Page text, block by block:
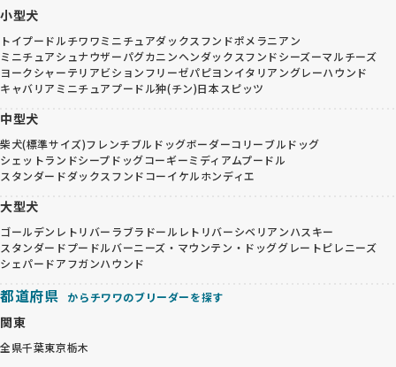
小型犬
トイプードルチワワミニチュアダックスフンドポメラニアン
ミニチュアシュナウザーパグカニンヘンダックスフンドシーズーマルチーズ
ヨークシャーテリアビションフリーゼパピヨンイタリアングレーハウンド
キャバリア ミニチュアプードル狆(チン)日本スピッツ
中型犬
柴犬(標準サイズ)フレンチブルドッグボーダーコリーブルドッグ
シェットランドシープドッグコーギーミディアムプードル
スタンダードダックスフンドコーイケルホンディエ
大型犬
ゴールデンレトリバー ラブラドールレトリバーシベリアンハスキー
スタンダードプードルバーニーズ・マウンテン・ドッググレートピレニーズ
シェパードアフガンハウンド
都道府県 からチワワのブリーダーを探す
関東
全県千葉東京栃木